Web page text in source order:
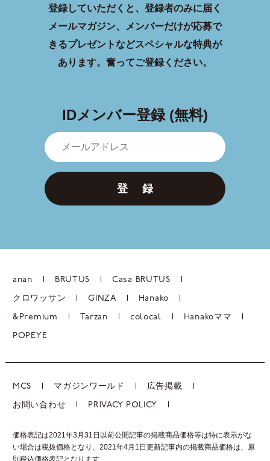
登録していただくと、登録者のみに届く
メールマガジン、メンバーだけが応募で
きるプレゼントなどスペシャルな特典が
あります。 奮ってご登録ください。
IDメンバー登録 (無料)
登 録
anan BRUTUS Casa BRUTUS
クロワッサン GINZA Hanako
&Premium Tarzan colocal Hanakoママ
POPEYE
MCS マガジンワールド 広告掲載
お問い合わせ PRIVACY POLICY
価格表記は2021年3月31日以前公開記事の掲載商品価格等は特に表示がな
い場合は税抜価格となり、2021年4月1日更新記事内の掲載商品価格は、 原
則税込価格表記となります。